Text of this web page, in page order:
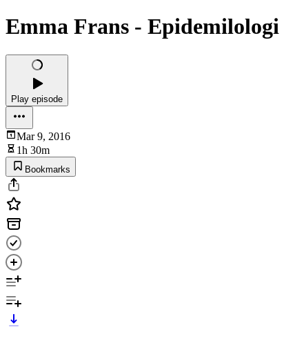
Emma Frans - Epidemilologi
Play episode
Mar 9, 2016
1h 30m
Bookmarks